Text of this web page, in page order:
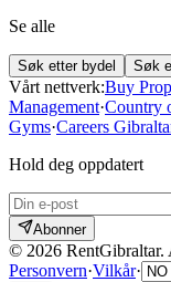
Se alle
Søk etter bydel Søk
Vårt nettverk:Buy
Management·Country
Gyms·Careers
Hold deg oppdatert
Abonner
© 2026 RentGibraltar.
Personvern·Vilkår·